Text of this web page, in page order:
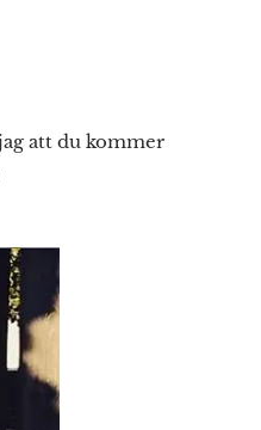
att du kommer